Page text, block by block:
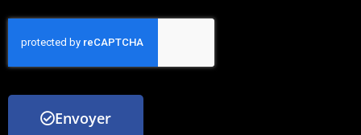
Envoyer